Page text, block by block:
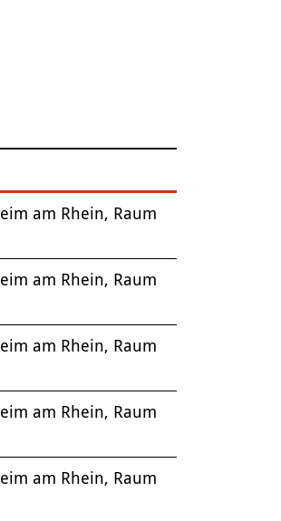
am Rhein, Raum
am Rhein, Raum
am Rhein, Raum
am Rhein, Raum
am Rhein, Raum